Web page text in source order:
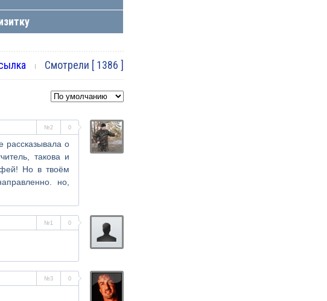
Смотрели [ 1386 ]
0
№2
рассказывала о
такова и
Но в твоём
но,
0
№1
0
№3